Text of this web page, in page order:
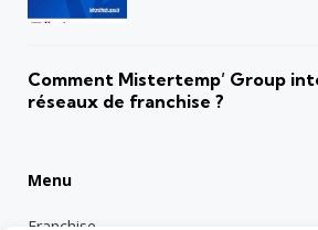
Comment Mistertemp’ Group
réseaux de franchise ?
Menu
Franchise